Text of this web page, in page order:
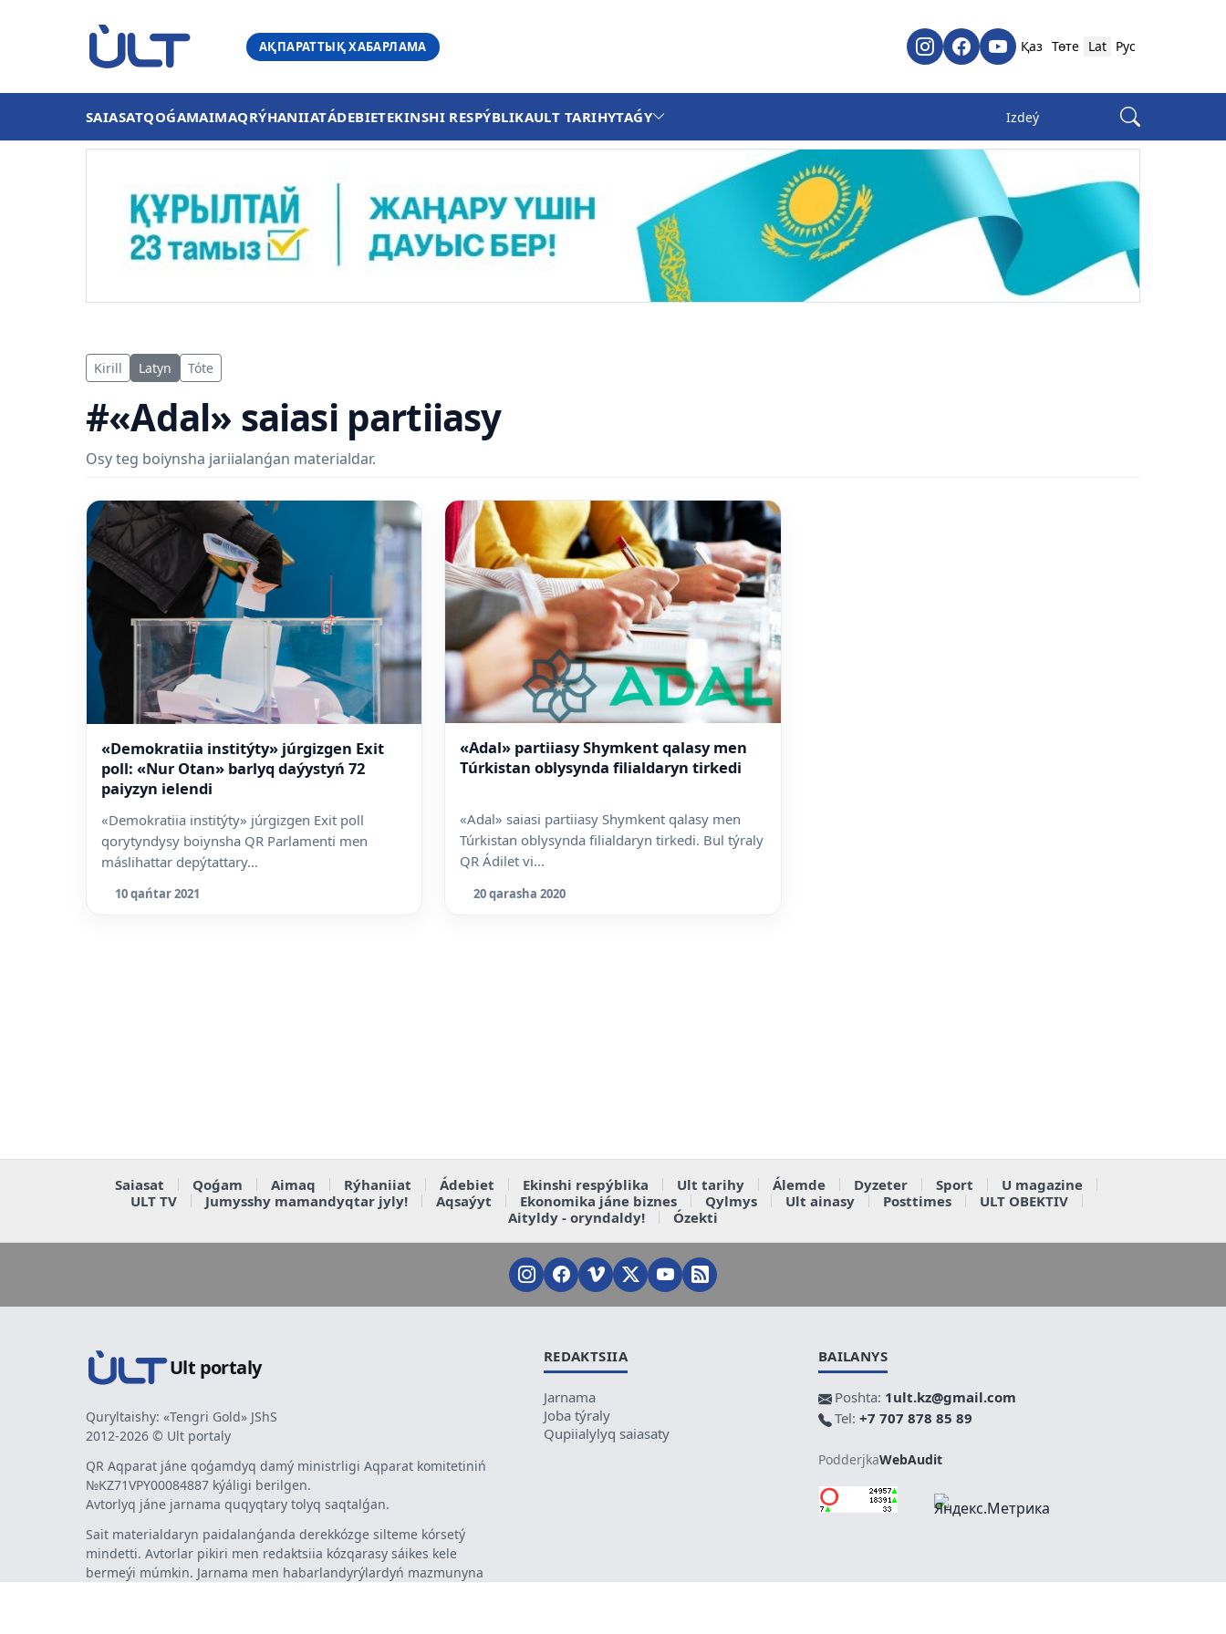
АҚПАРАТТЫҚ ХАБАРЛАМА Қаз Төте Lat Рус
SAIASATQOǴAMAIMAQRÝHANIIATÁDEBIETEKINSHI RESPÝBLIKAULT TARIHYTAǴY
Kirill Latyn Tóte
#«Adal» saiasi partiiasy
Osy teg boiynsha jariialanǵan materialdar.
«Demokratiia institýty» júrgizgen Exit
poll: «Nur Otan» barlyq daýystyń 72
paiyzyn ielendi
«Demokratiia institýty» júrgizgen Exit poll
qorytyndysy boiynsha QR Parlamenti men
máslihattar depýtattary...
10 qańtar 2021
«Adal» partiiasy Shymkent qalasy men
Túrkistan oblysynda filialdaryn tirkedi
«Adal» saiasi partiiasy Shymkent qalasy men
Túrkistan oblysynda filialdaryn tirkedi. Bul týraly
QR Ádilet vi...
20 qarasha 2020
Saiasat Qoǵam Aimaq Rýhaniiat Ádebiet Ekinshi respýblika Ult tarihy Álemde Dyzeter Sport
U magazine
ULT TV
Jumysshy mamandyqtar jyly! Aqsaýyt Ekonomika jáne biznes Qylmys Ult ainasy Posttimes
ULT OBEKTIV
Aityldy - oryndaldy!
Ózekti
Ult portaly
Quryltaishy: «Tengri Gold» JShS
2012-2026 © Ult portaly
QR Aqparat jáne qoǵamdyq damý ministrligi Aqparat komitetiniń
№KZ71VPY00084887 kýáligi berilgen.
Avtorlyq jáne jarnama quqyqtary tolyq saqtalǵan.
Sait materialdaryn paidalanǵanda derekkózge silteme kórsetý
mindetti. Avtorlar pikiri men redaktsiia kózqarasy sáikes kele
bermeýi múmkin. Jarnama men habarlandyrýlardyń mazmunyna
REDAKTSIIA
Jarnama
Joba týraly
Qupiialylyq saiasaty
BAILANYS
Poshta: 1ult.kz@gmail.com
Tel: +7 707 878 85 89
PodderjkaWebAudit